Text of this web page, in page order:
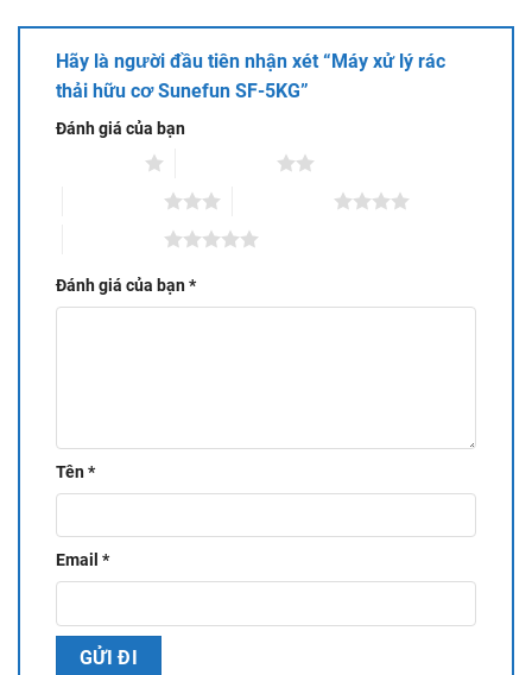
– Thiết kế sang trọng, màu sắc hiện đại, phù hợp với mọi
gian bếp, ban công trong nhà bạn
– Cần bổ sung Enzym sau mỗi 6-12 tháng để máy đạt hiệu
suất cao nhất
Xem thêm máy xử lý rác thải hữu cơ cho gia đình
Hãy là người đầu tiên nhận xét “Máy xử lý rác
thải hữu cơ Sunefun SF-5KG”
Đánh giá của bạn
Đánh giá của bạn*
Tên*
Email *